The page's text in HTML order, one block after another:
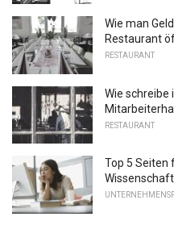
Wie man
Restaurant
RESTAURANT
Wie schreibe
RESTAURANT
Top 5 Seiten